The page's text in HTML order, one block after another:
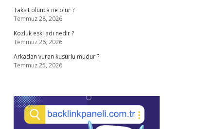
Taksit olunca ne olur ?
Temmuz 28, 2026
Kozluk eski adı nedir ?
Temmuz 26, 2026
Arkadan vuran kusurlu mudur ?
Temmuz 25, 2026